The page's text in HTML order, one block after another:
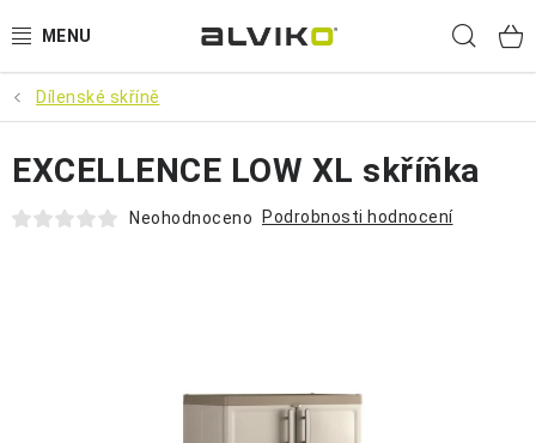
na
VÝPRODEJ
🌱 ZAHRADA 🌱
💦 SUDY NA VODU 💦
Dílenské skříně
EXCELLENCE LOW XL skříňka
Neohodnoceno Podrobnosti hodnocení